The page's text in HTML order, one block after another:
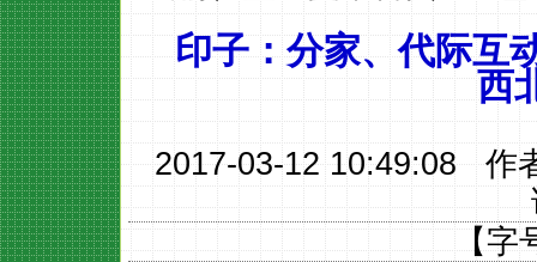
印子：分家、代际
西
2017-03-12 10:49:08 作
【字